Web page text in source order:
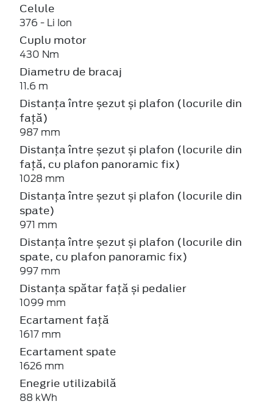
Celule
376 - Li Ion
Cuplu motor
430 Nm
Diametru de bracaj
11.6 m
Distanța între șezut și plafon (locurile din
față)
987 mm
Distanța între șezut și plafon (locurile din
față, cu plafon panoramic fix)
1028 mm
Distanța între șezut și plafon (locurile din
spate)
971 mm
Distanța între șezut și plafon (locurile din
spate, cu plafon panoramic fix)
997 mm
Distanța spătar față și pedalier
1099 mm
Ecartament față
1617 mm
Ecartament spate
1626 mm
Enegrie utilizabilă
88 kWh